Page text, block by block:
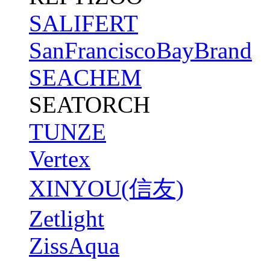
SALIFERT
SanFranciscoBayBrand
SEACHEM
SEATORCH
TUNZE
Vertex
XINYOU(信友)
Zetlight
ZissAqua